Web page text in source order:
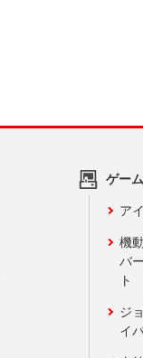
ゲー
ア
機
バ
ト
ジ
イ